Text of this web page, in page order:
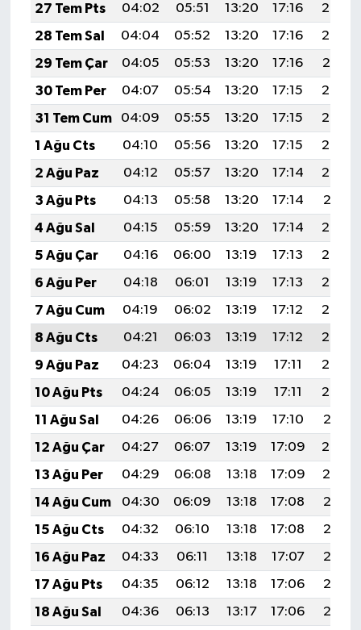
27 Tem Pts
04:02 05:51 13:20 17:16
20:39
28 Tem Sal
04:04 05:52 13:20 17:16
20:38
29 Tem Çar
04:05 05:53 13:20 17:16
20:37
30 Tem Per
04:07 05:54 13:20 17:15
20:36
31 Tem Cum
04:09 05:55 13:20 17:15
20:35
1 Ağu Cts
04:10 05:56 13:20 17:15
20:34
2 Ağu Paz
04:12 05:57 13:20 17:14
20:32
3 Ağu Pts
04:13 05:58 13:20 17:14
20:31
4 Ağu Sal
04:15 05:59 13:20 17:14
20:30
5 Ağu Çar
04:16 06:00 13:19 17:13
20:29
6 Ağu Per
04:18 06:01 13:19 17:13
20:28
7 Ağu Cum
04:19 06:02 13:19 17:12
20:27
8 Ağu Cts
04:21 06:03 13:19 17:12
20:25
9 Ağu Paz
04:23 06:04 13:19 17:11
20:24
10 Ağu Pts
04:24 06:05 13:19 17:11
20:23
11 Ağu Sal
04:26 06:06 13:19 17:10
20:21
12 Ağu Çar
04:27 06:07 13:19 17:09
20:20
13 Ağu Per
04:29 06:08 13:18 17:09
20:19
14 Ağu Cum
04:30 06:09 13:18 17:08
20:17
15 Ağu Cts
04:32 06:10 13:18 17:08
20:16
16 Ağu Paz
04:33 06:11 13:18 17:07
20:15
17 Ağu Pts
04:35 06:12 13:18 17:06
20:13
18 Ağu Sal
04:36 06:13 13:17 17:06
20:12